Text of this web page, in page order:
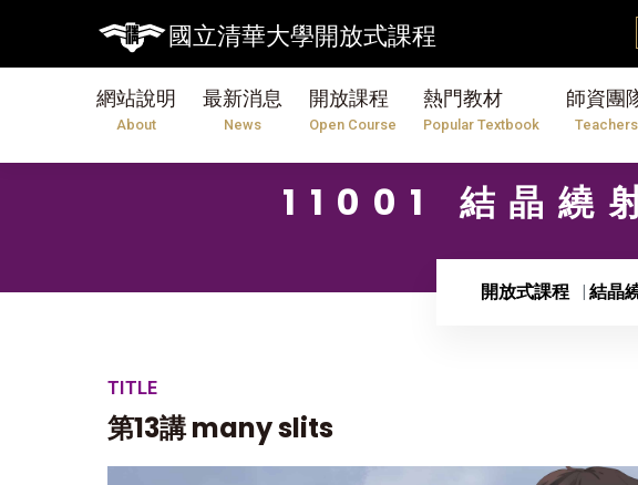
國立清華大學開放式課程
網站說明
About
最新消息
News
開放課程
Open Course
熱門教材
Popular Textbook
師資團
Teachers
11001 結晶繞
開放式課程 結晶
TITLE
第13講 many slits